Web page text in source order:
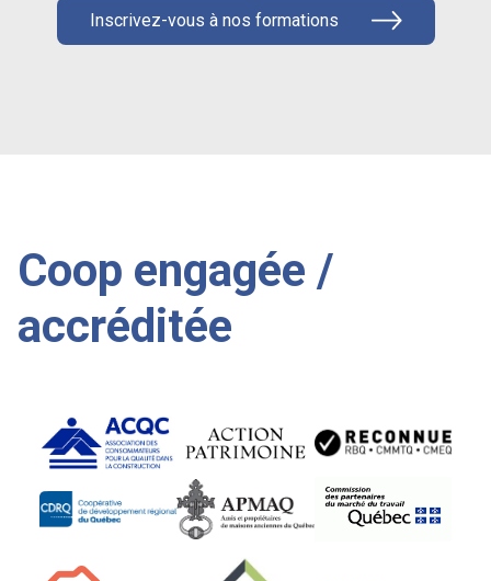
Inscrivez-vous à nos formations
Coop engagée /
accréditée